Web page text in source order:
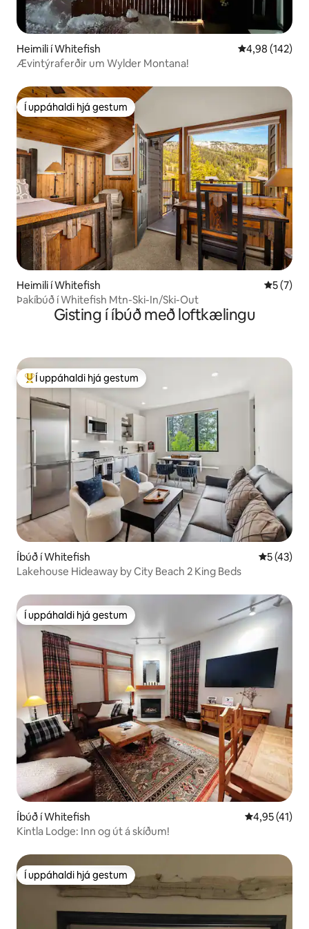
Heimili í Whitefish 4,98 af 5 í
4,98 (142)
Ævintýraferðir um Wylder Montana!
Í uppáhaldi hjá gestum
Í uppáhaldi hjá gestum
Heimili í Whitefish 5 af 5 í
5 (7)
Þakíbúð í Whitefish Mtn-Ski-In/Ski-Out
Gisting í íbúð með loftkælingu
Í mestu uppáhaldi hjá gestum
Í uppáhaldi hjá gestum
Íbúð í Whitefish 5 af 5 í
5 (43)
Lakehouse Hideaway by City Beach 2 King Beds
Í uppáhaldi hjá gestum
Í uppáhaldi hjá gestum
Íbúð í Whitefish 4,95 af 5 í
4,95 (41)
Kintla Lodge: Inn og út á skíðum!
Í uppáhaldi hjá gestum
Í uppáhaldi hjá gestum